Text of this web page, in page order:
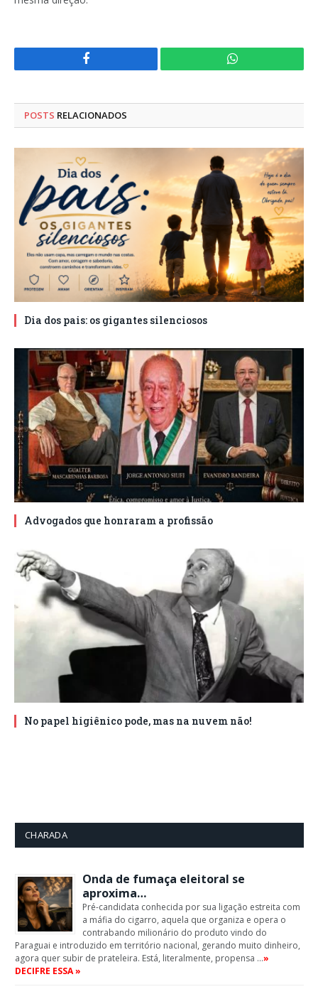
Facebook WhatsApp
POSTS RELACIONADOS
Dia dos pais: os gigantes silenciosos
Advogados que honraram a profissão
No papel higiênico pode, mas na nuvem não!
CHARADA
Onda de fumaça eleitoral se
aproxima…
Pré-candidata conhecida por sua ligação estreita com
a máfia do cigarro, aquela que organiza e opera o
contrabando milionário do produto vindo do
Paraguai e introduzido em território nacional, gerando muito dinheiro,
agora quer subir de prateleira. Está, literalmente, propensa …»
DECIFRE ESSA »